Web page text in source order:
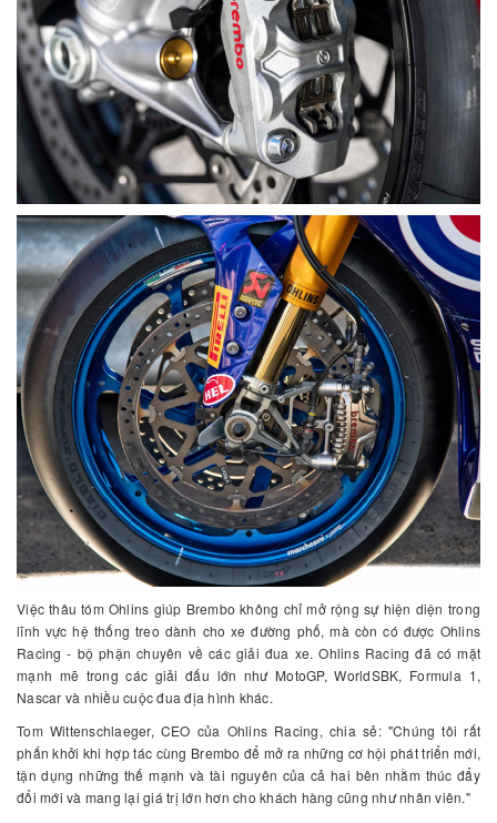
Việc thâu tóm Ohlins giúp Brembo không chỉ mở rộng sự hiện diện trong
lĩnh vực hệ thống treo dành cho xe đường phố, mà còn có được Ohlins
Racing - bộ phận chuyên về các giải đua xe. Ohlins Racing đã có mặt
mạnh mẽ trong các giải đấu lớn như MotoGP, WorldSBK, Formula 1,
Nascar và nhiều cuộc đua địa hình khác.
Tom Wittenschlaeger, CEO của Ohlins Racing, chia sẻ: "Chúng tôi rất
phấn khởi khi hợp tác cùng Brembo để mở ra những cơ hội phát triển mới,
tận dụng những thế mạnh và tài nguyên của cả hai bên nhằm thúc đẩy
đổi mới và mang lại giá trị lớn hơn cho khách hàng cũng như nhân viên."